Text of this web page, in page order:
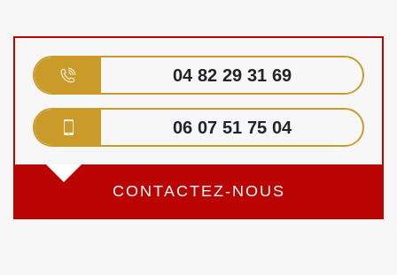
04 82 29 31 69
06 07 51 75 04
CONTACTEZ-NOUS